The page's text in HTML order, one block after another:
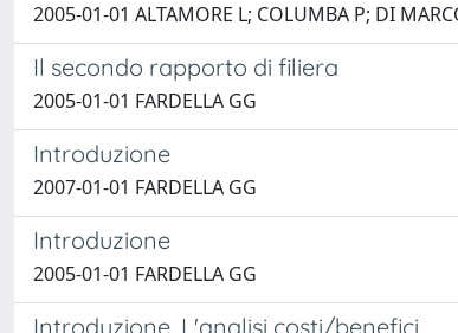
2005-01-01 ALTAMORE L; COLUMBA P; DI
Il secondo rapporto di filiera
2005-01-01 FARDELLA GG
Introduzione
2007-01-01 FARDELLA GG
Introduzione
2005-01-01 FARDELLA GG
Introduzione. L'analisi costi/benefici.